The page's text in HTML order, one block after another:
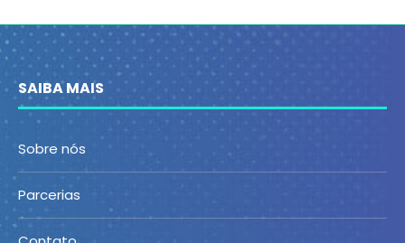
SAIBA MAIS
Sobre nós
Parcerias